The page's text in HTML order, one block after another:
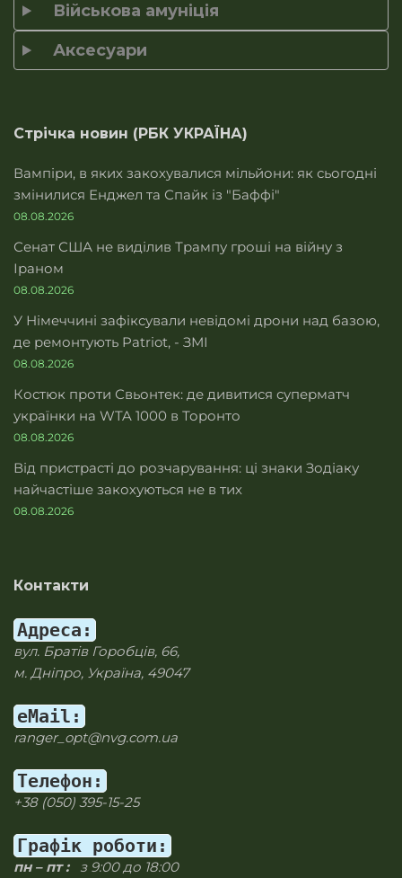
Військова амуніція
Аксесуари
Стрічка новин (РБК УКРАЇНА)
Вампіри, в яких закохувалися мільйони: як сьогодні
змінилися Енджел та Спайк із "Баффі"
08.08.2026
Сенат США не виділив Трампу гроші на війну з
Іраном
08.08.2026
У Німеччині зафіксували невідомі дрони над базою,
де ремонтують Patriot, - ЗМІ
08.08.2026
Костюк проти Свьонтек: де дивитися суперматч
українки на WTA 1000 в Торонто
08.08.2026
Від пристрасті до розчарування: ці знаки Зодіаку
найчастіше закохуються не в тих
08.08.2026
Контакти
Адреса:
вул. Братів Горобців, 66,
м. Дніпро, Україна, 49047
eMail:
ranger_opt@nvg.com.ua
Телефон:
+38 (050) 395-15-25
Графік роботи:
пн – пт :з 9:00 до 18:00